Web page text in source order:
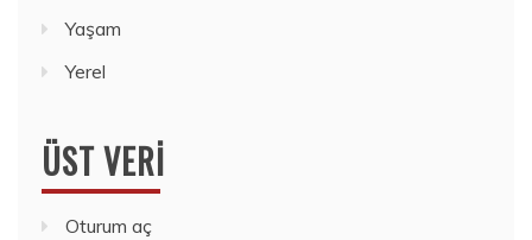
Yaşam
Yerel
ÜST VERI
Oturum aç